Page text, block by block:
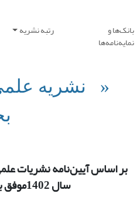
بانک‌ها و
نمایه‌نامه‌ها
رتبه نشریه
« نشریه
بر اساس آیین‌نامه نشریات
سال 1402موفق به کسب رتبه «